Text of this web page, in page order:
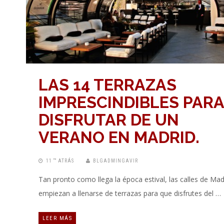
LAS 14 TERRAZAS
IMPRESCINDIBLES PARA
DISFRUTAR DE UN
VERANO EN MADRID.
11 “” ATRÁS BLGADMINGAVIR
Tan pronto como llega la época estival, las calles de
empiezan a llenarse de terrazas para que disfrutes del …
LEER MÁS